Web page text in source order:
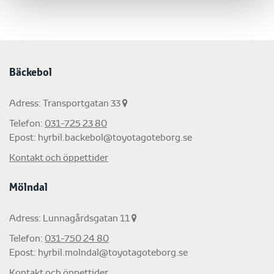
Bäckebol
Adress: Transportgatan 33
Telefon: 031-725 23 80
Epost: hyrbil.backebol@toyotagoteborg.se
Kontakt och öppettider
Mölndal
Adress: Lunnagårdsgatan 11
Telefon: 031-750 24 80
Epost: hyrbil.molndal@toyotagoteborg.se